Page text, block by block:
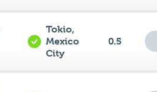
Tokio,
Mexico
City
0.5